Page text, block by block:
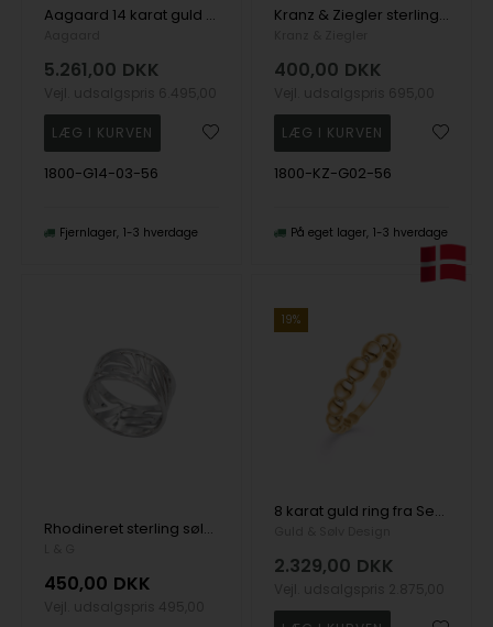
Aagaard 14 karat guld fingerring med diamanter
5.261,00 DKK
1800-G14-03-56
Fjernlager 1-3 hverdage
Kranz & Ziegler sterling sølv HARLEKIN fingerring med zirkonia
400,00 DKK
1800-KZ-G02-56
På eget lager 1-3 hverdage
Rhodineret sterling sølv Wooden Fingerring fra L&G
450,00 DKK
19%
8 karat guld ring fra Seville, ringmål 56
2.329,00 DKK